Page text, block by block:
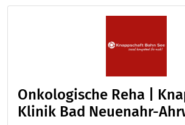
Onkologische Reha |
Klinik Bad Neuenahr-